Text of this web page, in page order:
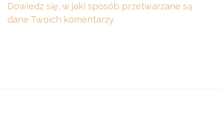
Dowiedz się, w jaki sposób przetwarzane są
dane Twoich komentarzy.